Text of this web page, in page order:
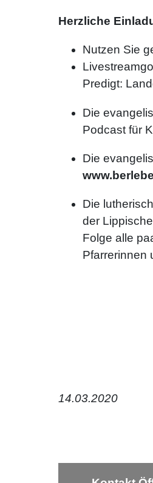
Herzliche
Nutzen Sie
Predigt:
Die
Podcast für
Die
Die
der
Folge alle
Pfarrerinnen
14.03.2020